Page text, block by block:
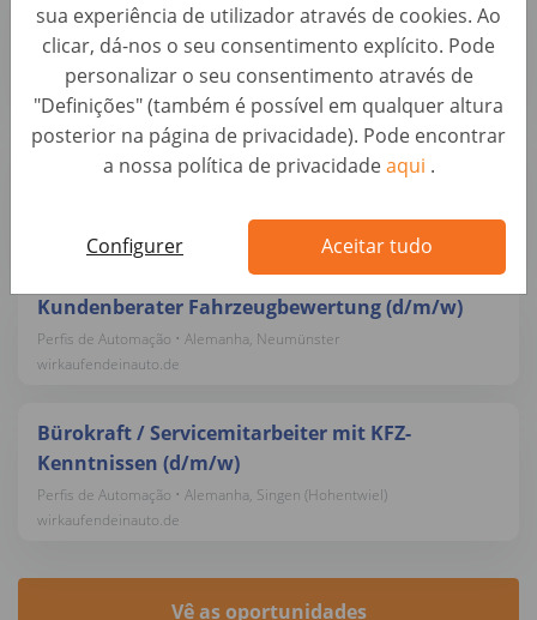
sua experiência de utilizador através de cookies. Ao
clicar, dá-nos o seu consentimento explícito. Pode
personalizar o seu consentimento através de
"Definições" (também é possível em qualquer altura
posterior na página de privacidade). Pode encontrar
a nossa política de privacidadeaqui .
Configurer Aceitar tudo
Alfragide (M/F/D)
Avaliação de Carros • Portugal, Alfragide
AUTO1 Group
Kundenberater Fahrzeugbewertung & Ankauf
(m/w/d)
wirkaufendeinauto.de
Kundenberater Fahrzeugbewertung (d/m/w)
Perfis de Automação • Alemanha, Neumünster
wirkaufendeinauto.de
Bürokraft / Servicemitarbeiter mit KFZ-
Kenntnissen (d/m/w)
Perfis de Automação • Alemanha, Singen (Hohentwiel)
wirkaufendeinauto.de
Vê as oportunidades